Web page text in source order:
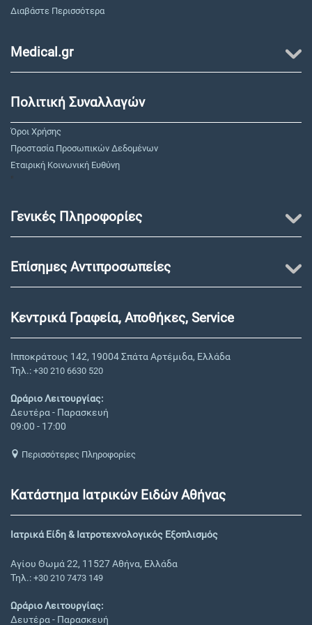
Διαβάστε Περισσότερα
Medical.gr
Πολιτική Συναλλαγών
Όροι Χρήσης
Προστασία Προσωπικών Δεδομένων
Εταιρική Κοινωνική Ευθύνη
"
Γενικές Πληροφορίες
Επίσημες Αντιπροσωπείες
Κεντρικά Γραφεία, Αποθήκες, Service
Ιπποκράτους 142, 19004 Σπάτα Αρτέμιδα, Ελλάδα
Τηλ.: +30 210 6630 520
Ωράριο Λειτουργίας:
Δευτέρα - Παρασκευή
09:00 - 17:00
Περισσότερες Πληροφορίες
Κατάστημα Ιατρικών Ειδών Αθήνας
Ιατρικά Είδη & Ιατροτεχνολογικός Εξοπλισμός
Αγίου Θωμά 22, 11527 Αθήνα, Ελλάδα
Τηλ.: +30 210 7473 149
Ωράριο Λειτουργίας:
Δευτέρα - Παρασκευή